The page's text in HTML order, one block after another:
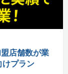
店舗数が業
けプラン